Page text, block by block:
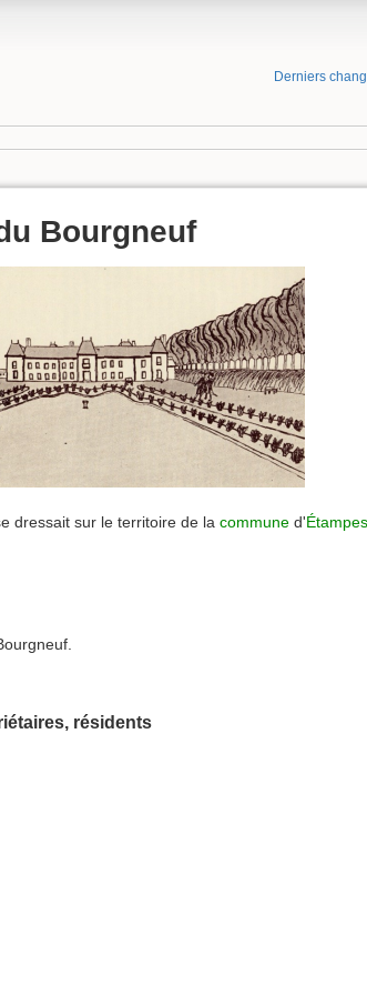
Derniers
Bourgneuf
dressait sur le territoire de la commune d'Étampes
résidents